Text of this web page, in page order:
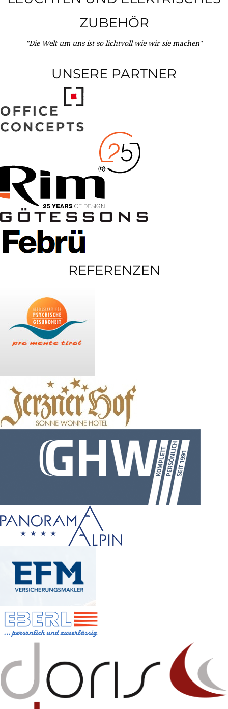
ZUBEHÖR
"Die Welt um uns ist so lichtvoll wie wir sie machen"
UNSERE PARTNER
REFERENZEN